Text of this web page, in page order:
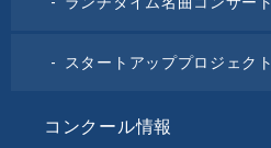
スタートアッププロジェクト
コンクール情報